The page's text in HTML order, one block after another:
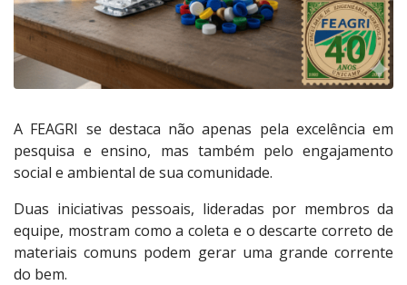
A FEAGRI se destaca não apenas pela excelência em
pesquisa e ensino, mas também pelo engajamento
social e ambiental de sua comunidade.
Duas iniciativas pessoais, lideradas por membros da
equipe, mostram como a coleta e o descarte correto de
materiais comuns podem gerar uma grande corrente
do bem.